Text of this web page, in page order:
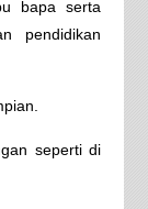
bapa serta
pendidikan
seperti di